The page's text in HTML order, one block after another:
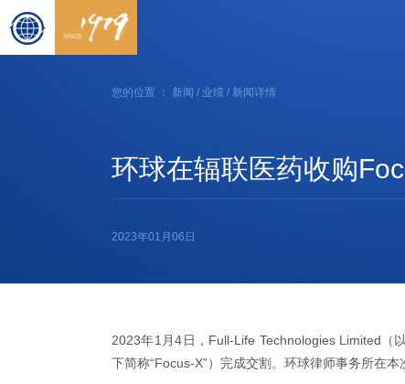
您的位置 ： 新闻 / 业绩 / 新闻详情
环球在辐联医药收购
2023年01月06日
2023年1月4日，Full-Life Technologies Limited（
下简称“Focus-X”）完成交割。环球律师事务所在